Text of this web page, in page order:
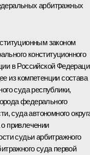
арбитражных
законом
конституционного
в Российской
из компетенции состава
суда республики,
федерального
суда автономного
привлечении
судьи арбитражного
суда первой